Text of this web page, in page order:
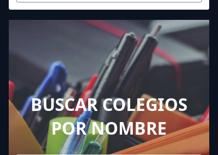
BUSCAR COLEGIOS
POR NOMBRE